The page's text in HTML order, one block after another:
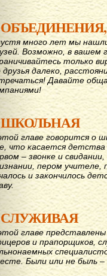
много лет мы
Возможно, в вашем
только
друзья далеко,
Давайте
ШКОЛЬНАЯ
главе говорится о
что касается
– звонке и
пером учителе,
и закончилось
СЛУЖИВАЯ
главе
и прапорщиков,
Были или не быль –